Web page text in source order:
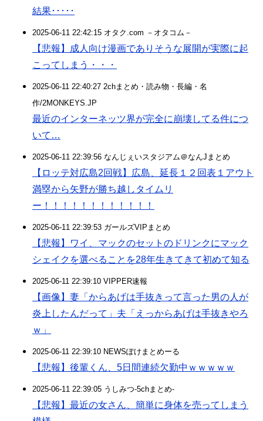
結果･････
2025-06-11 22:42:15 オタク.com －オタコム－
【悲報】成人向け漫画でありそうな展開が実際に起
こってしまう・・・
2025-06-11 22:40:27 2chまとめ・読み物・長編・名
作/2MONKEYS.JP
最近のインターネッツ界が完全に崩壊してる件につ
いて…
2025-06-11 22:39:56 なんじぇいスタジアム＠なんJまとめ
【ロッテ対広島2回戦】広島、延長１２回表１アウト
満塁から矢野が勝ち越しタイムリ
ー！！！！！！！！！！！！
2025-06-11 22:39:53 ガールズVIPまとめ
【悲報】ワイ、マックのセットのドリンクにマック
シェイクを選べることを28年生きてきて初めて知る
2025-06-11 22:39:10 VIPPER速報
【画像】妻「からあげは手抜きって言った男の人が
炎上したんだって」夫「えっからあげは手抜きやろ
ｗ」
2025-06-11 22:39:10 NEWSぽけまとめーる
【悲報】後輩くん、5日間連続欠勤中ｗｗｗｗｗ
2025-06-11 22:39:05 うしみつ-5chまとめ-
【悲報】最近の女さん、簡単に身体を売ってしまう